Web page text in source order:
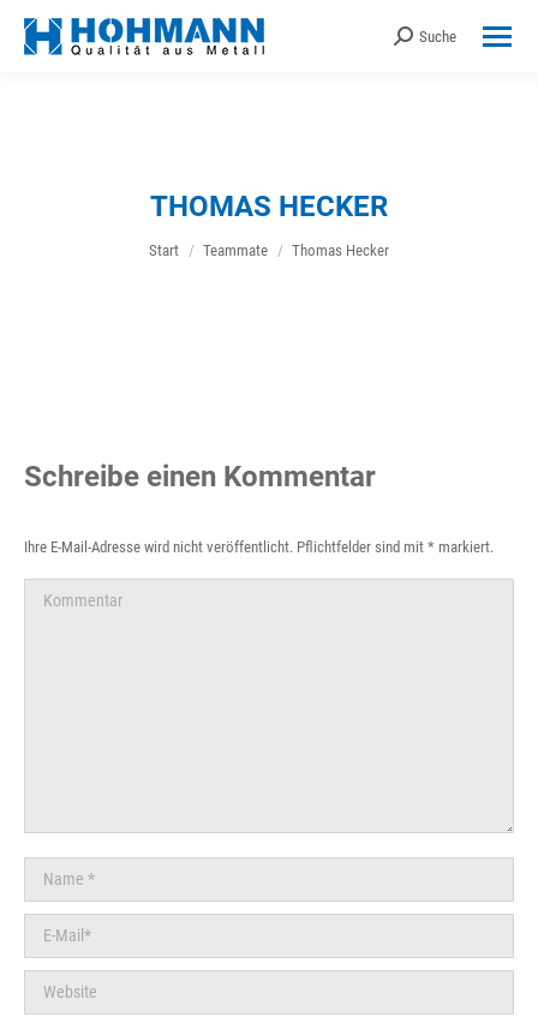
Search:
Suche
THOMAS HECKER
Sie befinden sich hier:
Start Teammate Thomas Hecker
Schreibe einen Kommentar
Ihre E-Mail-Adresse wird nicht veröffentlicht. Pflichtfelder sind mit * markiert.
Kommentar
Name *
E-Mail *
Website